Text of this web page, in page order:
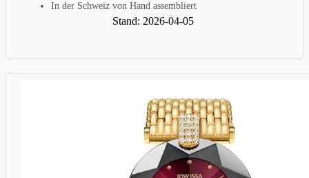
In der Schweiz von Hand assembliert
Stand: 2026-04-05